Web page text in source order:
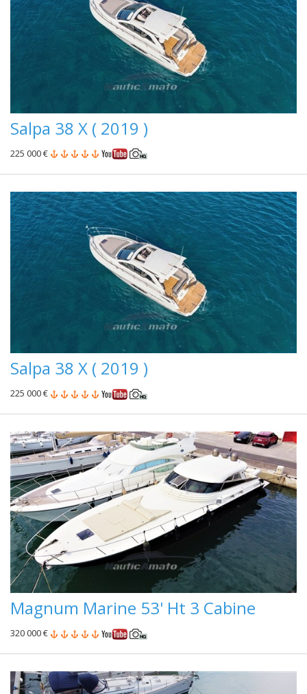
Salpa 38 X ( 2019 )
225 000 €
Salpa 38 X ( 2019 )
225 000 €
Magnum Marine 53' Ht 3 Cabine
320 000 €